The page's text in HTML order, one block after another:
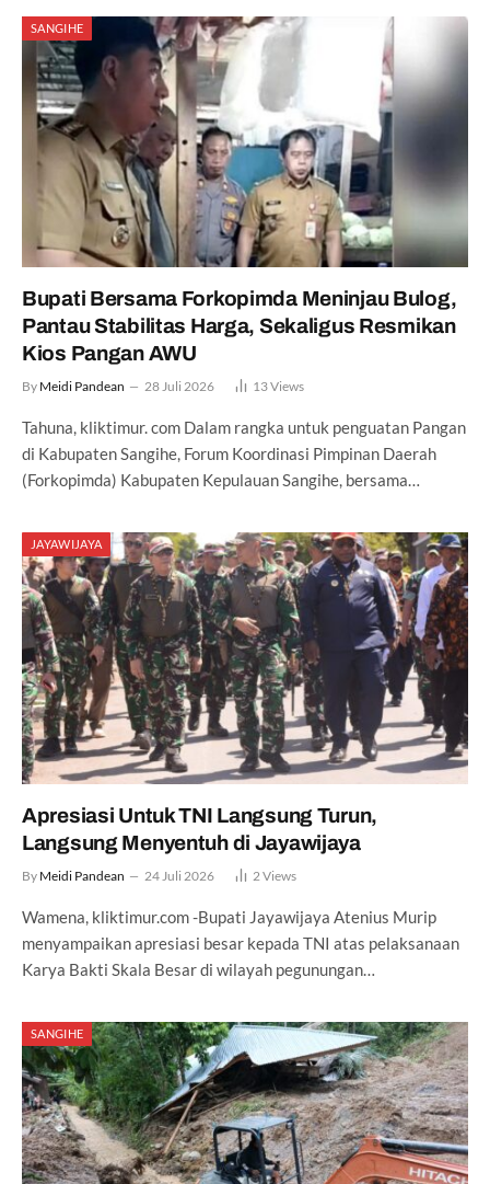
SANGIHE
Bupati Bersama Forkopimda Meninjau Bulog,
Pantau Stabilitas Harga, Sekaligus Resmikan
Kios Pangan AWU
By Meidi Pandean 28 Juli 2026 13Views
Tahuna, kliktimur. com Dalam rangka untuk penguatan Pangan
di Kabupaten Sangihe, Forum Koordinasi Pimpinan Daerah
(Forkopimda) Kabupaten Kepulauan Sangihe, bersama…
JAYAWIJAYA
Apresiasi Untuk TNI Langsung Turun,
Langsung Menyentuh di Jayawijaya
By Meidi Pandean 24 Juli 2026 2 Views
Wamena, kliktimur.com -Bupati Jayawijaya Atenius Murip
menyampaikan apresiasi besar kepada TNI atas pelaksanaan
Karya Bakti Skala Besar di wilayah pegunungan…
SANGIHE